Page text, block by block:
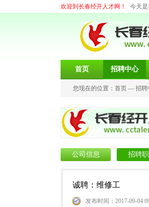
欢迎到长春经开人才网！ 今天是
首页 招聘中心
您现在的位置： 首页 — 招聘
公司信息 招聘
诚聘：维修工
发布时间：2017-09-04